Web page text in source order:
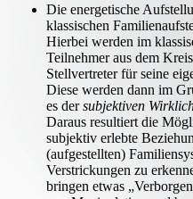
Die energetische
klassischen
Hierbei werden im
Teilnehmer aus dem
Stellvertreter für seine
Diese werden dann im
es dersubjektiven
Daraus resultiert die
subjektiv erlebte
(aufgestellten)
Verstrickungen zu
bringen etwas